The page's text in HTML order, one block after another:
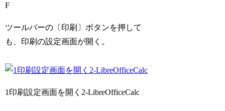
F
ツールバーの〔印刷〕ボタンを押して
も、印刷の設定画面が開く。
1印刷設定画面を開く2-LibreOfficeCalc